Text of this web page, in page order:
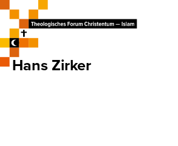
Hans Zirker